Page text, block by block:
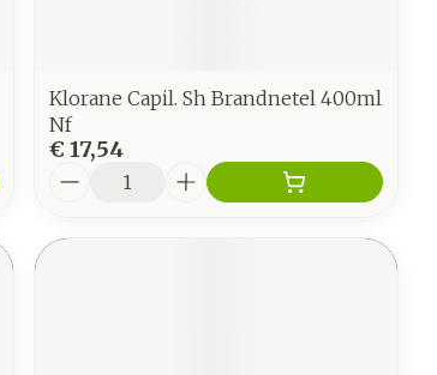
Klorane Capil. Sh Brandnetel 400ml
Nf
€ 17,54